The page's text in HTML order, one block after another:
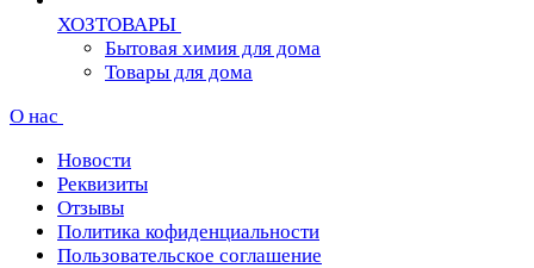
ХОЗТОВАРЫ
Бытовая химия для дома
Товары для дома
О нас
Новости
Реквизиты
Отзывы
Политика кофиденциальности
Пользовательское соглашение